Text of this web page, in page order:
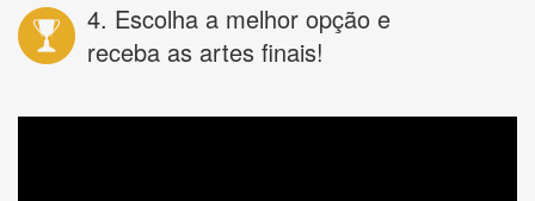
4. Escolha a melhor opção e
receba as artes finais!